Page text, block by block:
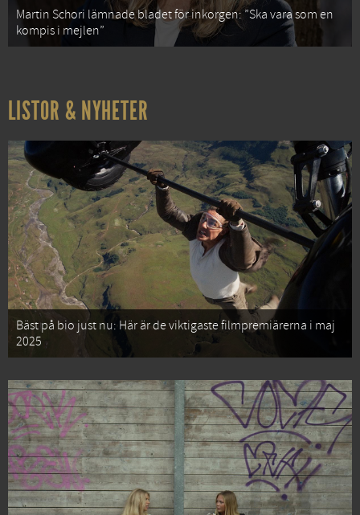
Martin Schori lämnade bladet för inkorgen: ”Ska vara som en
kompis i mejlen”
LISTOR & NYHETER
Bäst på bio just nu: Här är de viktigaste filmpremiärerna i maj
2025